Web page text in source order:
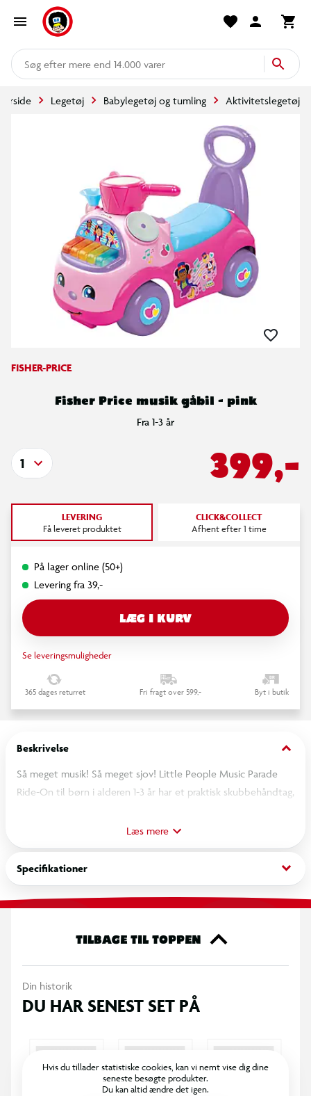
mere end 14.000 varer
Legetøj Babylegetøj og tumling Aktivitetslegetøj
FISHER-PRICE
Fisher Price musik gåbil - pink
Fra 1-3 år
399,-
1
LEVERING
Få leveret produktet
CLICK&COLLECT
Afhent efter 1 time
På lager online (50+)
Levering fra 39,-
LÆG I KURV
Se leveringsmuligheder
365 dages returret Fri fragt over 599,- Byt i butik
Beskrivelse keyboard_arrow_down
Så meget musik! Så meget sjov! Little People Music Parade
Ride-On til børn i alderen 1-3 år har et praktisk skubbehåndtag,
stabilitet samt sjove lys og lyde! Tryk på det lysende
keyboard for at høre en af de fem marchmelodier, eller skift
til spillefunktion og skab dit helt eget musikalske mesterværk.
Tilføj et helt orkester af lyde med tromme, bækken og
aftagelig trompet! Tryk på tændingsknappen for at høre
paraden er lige ved at begynde!
Læs mere
Specifikationer keyboard_arrow_down
TILBAGE TIL TOPPEN
Din historik
DU HAR SENEST SET PÅ
Hvis du tillader statistiske cookies, kan vi nemt vise dig dine
seneste besøgte produkter.
Du kan altid ændre det igen.